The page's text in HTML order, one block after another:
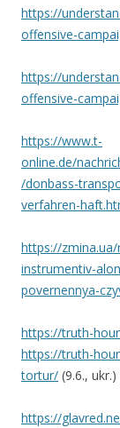
https://
offensive-
https://
offensive-
https://www.t-
online.de/
/donbass-
verfahren-
https://
instrumentiv-
povernennya-
https://truth-
https://truth-
tortur/ (9.6., ukr.)
https://